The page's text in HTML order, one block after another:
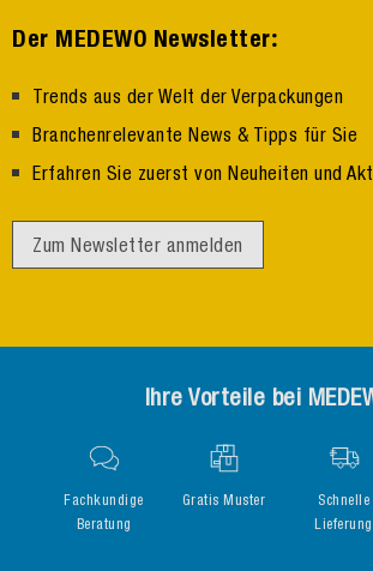
Der MEDEWO Newsletter:
Trends aus der Welt der Verpackungen
Branchenrelevante News & Tipps für Sie
Erfahren Sie zuerst von Neuheiten und
Zum Newsletter anmelden
Ihre Vorteile bei
Fachkundige
Beratung
Gratis Muster
Schnelle
Lieferung